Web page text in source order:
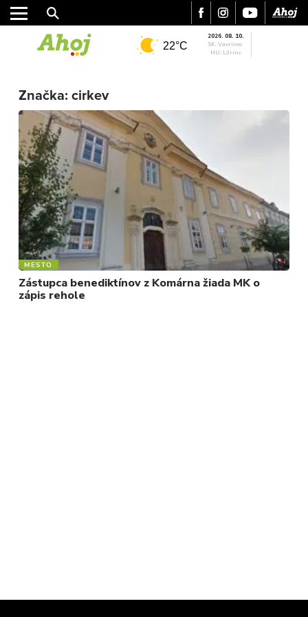
REGIÓN
ŠPORT
KULTÚRA
FOTKY
VIDEO
MIX
22°C
2026. 08. 10.
SK: Vavrinec
HU: Lőrinc
Značka: cirkev
MESTO
Zástupca benediktínov z Komárna žiada MK o
zápis rehole